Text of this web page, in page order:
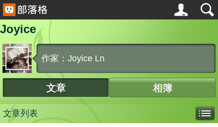
Joyice
作家：Joyice Ln
文章 相簿
文章列表